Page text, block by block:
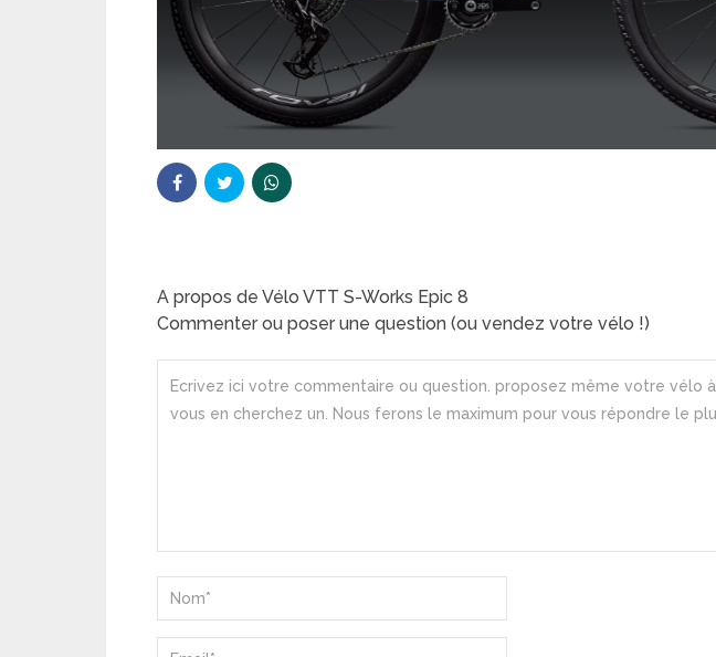
A propos de Vélo VTT S-Works Epic 8
Commenter ou poser une question (ou vendez votre vélo !)